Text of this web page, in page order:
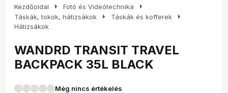
Kezdőoldal arrow_right Fotó és Videótechnika arrow_right
Táskák, tokok, hátizsákok arrow_right Táskák és kofferek arrow_right
Hátizsákok
WANDRD TRANSIT TRAVEL
BACKPACK 35L BLACK
Még nincs értékelés